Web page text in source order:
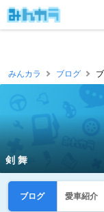
みんカラ ブログ
剣 舞
ブログ 愛車紹介